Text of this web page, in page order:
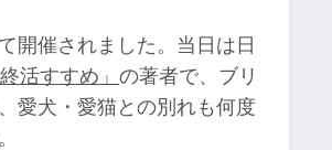
開催されました。当日は日
活すすめ」 の著者で、ブリ
愛犬・愛猫との別れも何度